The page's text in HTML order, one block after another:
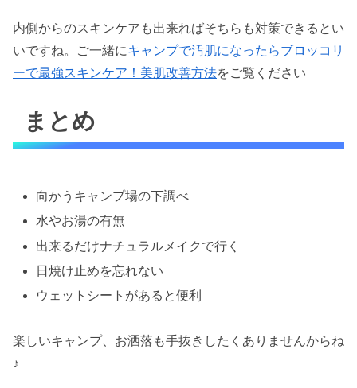
内側からのスキンケアも出来ればそちらも対策できるとい
いですね。ご一緒にキャンプで汚肌になったらブロッコリ
ーで最強スキンケア！美肌改善方法をご覧ください
まとめ
向かうキャンプ場の下調べ
水やお湯の有無
出来るだけナチュラルメイクで行く
日焼け止めを忘れない
ウェットシートがあると便利
楽しいキャンプ、お洒落も手抜きしたくありませんからね
♪